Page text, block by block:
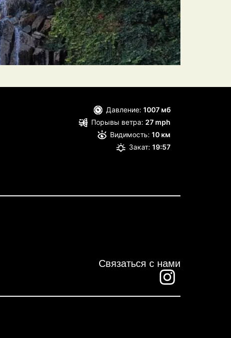
Давление: 1007 мб
Порывы ветра: 27 mph
Видимость: 10 км
Закат: 19:57
Связаться с нами